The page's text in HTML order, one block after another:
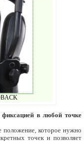
в любой точке
положение, которое нужно
точек и позволяет